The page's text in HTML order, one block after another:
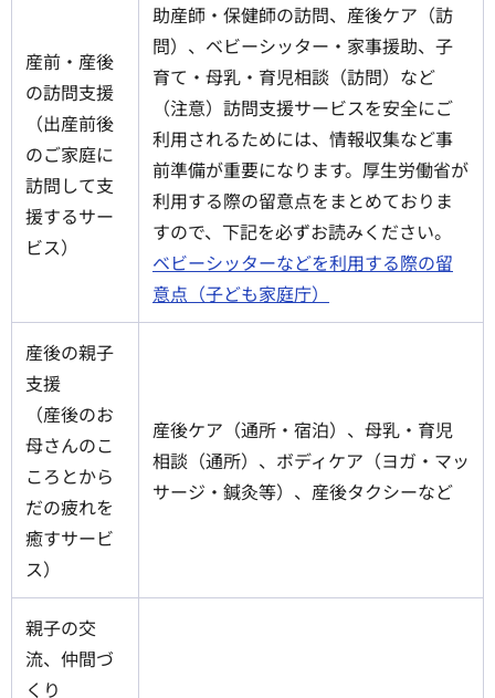
産前・産後
の訪問支援
（出産前後
のご家庭に
訪問して支
援するサー
ビス）
助産師・保健師の訪問、産後ケア（訪
問）、ベビーシッター・家事援助、子
育て・母乳・育児相談（訪問）など
（注意）訪問支援サービスを安全にご
利用されるためには、情報収集など事
前準備が重要になります。厚生労働省が
利用する際の留意点をまとめておりま
すので、下記を必ずお読みください。
ベビーシッターなどを利用する際の留
意点（子ども家庭庁）
産後の親子
支援
（産後のお
母さんのこ
ころとから
だの疲れを
癒すサービ
ス）
産後ケア（通所・宿泊）、母乳・育児
相談（通所）、ボディケア（ヨガ・マッ
サージ・鍼灸等）、産後タクシーなど
親子の交
流、仲間づ
くり